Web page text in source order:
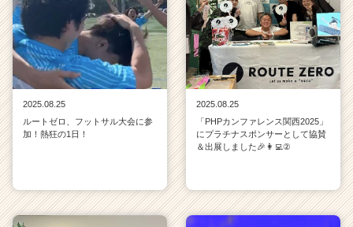
2025.08.25
ルートゼロ、フットサル大会に参
加！熱狂の1日！
2025.08.25
「PHPカンファレンス関西2025」
にプラチナスポンサーとして協賛
＆出展しました🎉👩‍💻②